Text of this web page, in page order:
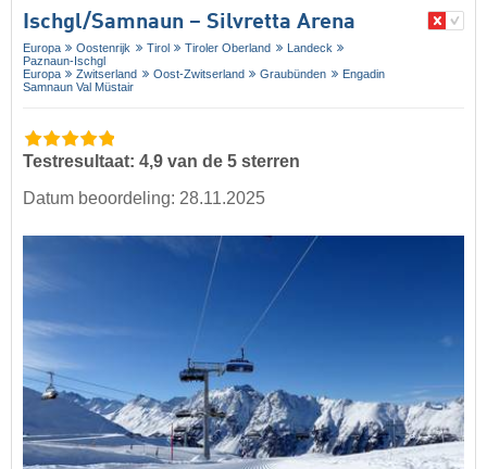
Ischgl/​Samnaun – Silvretta Arena
Europa Oostenrijk Tirol Tiroler Oberland
Landeck
Paznaun-Ischgl
Europa
Zwitserland Oost-Zwitserland Graubünden
Engadin
Samnaun Val Müstair
Testresultaat: 4,9 van de 5 sterren
Datum beoordeling: 28.11.2025